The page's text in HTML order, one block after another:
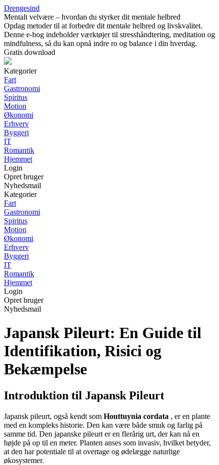
Drengesind
Mentalt velvære – hvordan du styrker dit mentale helbred
Opdag metoder til at forbedre dit mentale helbred og livskvalitet.
Denne e-bog indeholder værktøjer til stresshåndtering, meditation og
mindfulness, så du kan opnå indre ro og balance i din hverdag.
Gratis download
Kategorier
Fart
Gastronomi
Spiritus
Motion
Økonomi
Erhverv
Byggeri
IT
Romantik
Hjemmet
Login
Opret bruger
Nyhedsmail
Kategorier
Fart
Gastronomi
Spiritus
Motion
Økonomi
Erhverv
Byggeri
IT
Romantik
Hjemmet
Login
Opret bruger
Nyhedsmail
Japansk Pileurt: En Guide til
Identifikation, Risici og
Bekæmpelse
Introduktion til Japansk Pileurt
Japansk pileurt, også kendt som Houttuynia cordata , er en plante
med en kompleks historie. Den kan være både smuk og farlig på
samme tid. Den japanske pileurt er en flerårig urt, der kan nå en
højde på op til en meter. Planten anses som invasiv, hvilket betyder,
at den har potentiale til at overtage og ødelægge naturlige
økosystemer.